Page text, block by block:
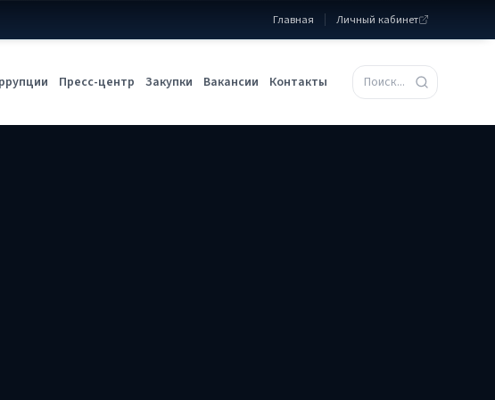
Главная Личный кабинет
Пресс-центр Закупки Вакансии Контакты